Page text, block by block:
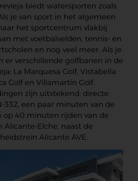
biedt watersporten zoals
je van sport in het algemeen
het sportcentrum vlakbij
met voetbalvelden, tennis- en
en nog veel meer. Als je
er verschillende golfbanen in de
La Marquesa Golf, Vistabella
Golf en Villamartín Golf.
zijn uitstekend: directe
332, een paar minuten van de
op 40 minuten rijden van de
Alicante-Elche, naast de
Alicante AVE.